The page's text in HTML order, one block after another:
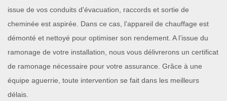
issue de vos conduits d'évacuation, raccords et sortie de
cheminée est aspirée. Dans ce cas, l’appareil de chauffage est
démonté et nettoyé pour optimiser son rendement. A l’issue du
ramonage de votre installation, nous vous délivrerons un certificat
de ramonage nécessaire pour votre assurance. Grâce à une
équipe aguerrie, toute intervention se fait dans les meilleurs
délais.